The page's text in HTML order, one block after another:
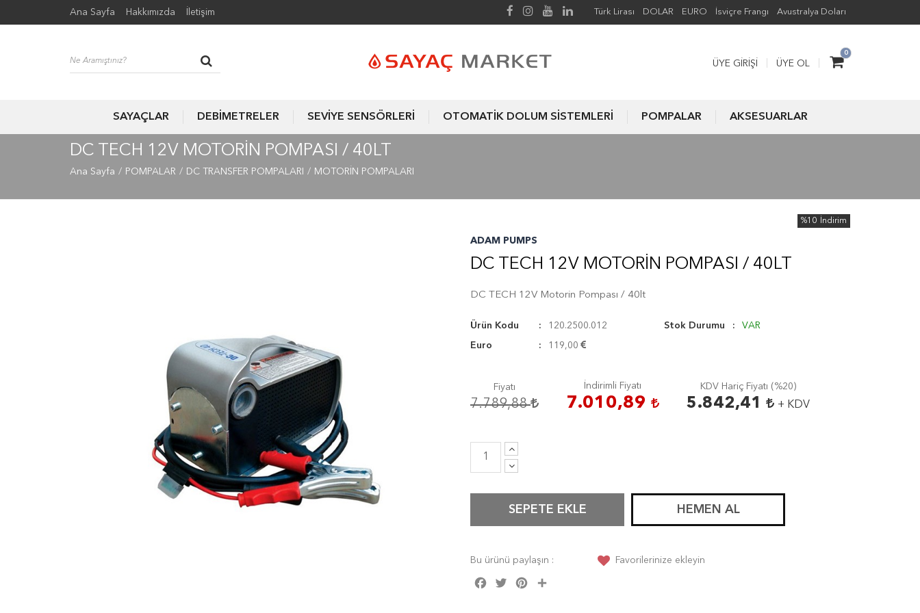
Ana Sayfa Hakkımızda İletişim Türk Lirası DOLAR EURO İsviçre Frangı Avustralya Doları
0
ÜYE GIRIŞI ÜYE OL
SAYAÇLAR DEBİMETRELER SEVİYE SENSÖRLERİ OTOMATİK DOLUM SİSTEMLERİ POMPALAR AKSESUARLAR
DC TECH 12V MOTORIN POMPASI / 40LT
Ana Sayfa POMPALAR DC TRANSFER POMPALARI MOTORİN POMPALARI
ADAM PUMPS
DC TECH 12V MOTORIN POMPASI / 40LT
DC TECH 12V Motorin Pompası / 40lt
Ürün Kodu 120.2500.012 Stok Durumu VAR
Euro 119,00
Fiyatı
7.789,88
İndirimli Fiyatı
7.010,89
%10 İndirim
KDV Hariç Fiyatı ( %20 )
5.842,41 + KDV
SEPETE EKLE HEMEN AL
Bu ürünü paylaşın :
Facebook
Twitter Pinterest
Favorilerinize ekleyin